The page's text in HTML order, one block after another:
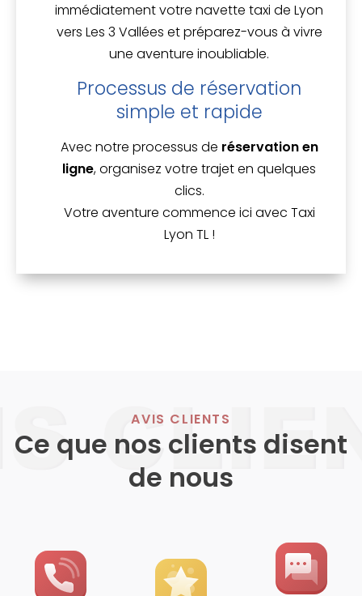
immédiatement votre navette taxi de Lyon
vers Les 3 Vallées et préparez-vous à vivre
une aventure inoubliable.
Processus de réservation
simple et rapide
Avec notre processus de réservation en
ligne, organisez votre trajet en quelques
clics.
Votre aventure commence ici avec Taxi
Lyon TL !
AVIS CLIENTS
Ce que nos clients disent
de nous